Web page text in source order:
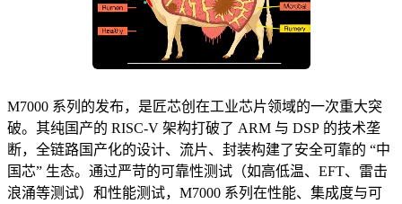
M7000 系列的发布，是匠芯创在工业芯片领域的一次重大突
破。其纯国产的 RISC-V 架构打破了 ARM 与 DSP 的技术垄
断，全链路国产化的设计、流片、封装构建了安全可靠的 “中
国芯” 生态。通过严苛的可靠性测试（如高低温、EFT、雷击
浪涌等测试）和性能测试，M7000 系列在性能、集成度与可